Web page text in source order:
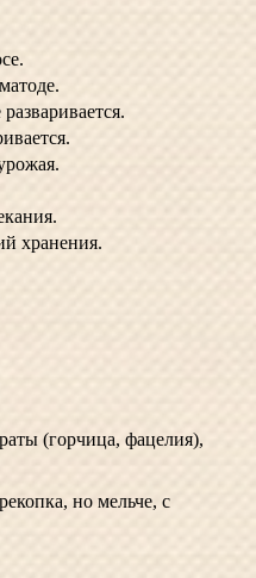
хранения.
(горчица, фацелия),
но мельче, с